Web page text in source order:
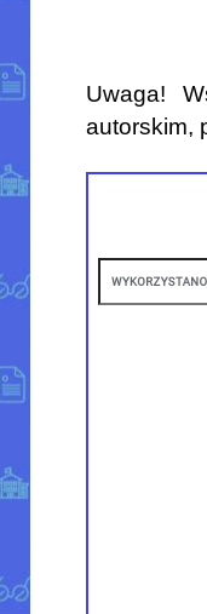
Uwaga!
autorskim,